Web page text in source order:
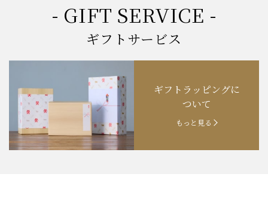
- GIFT SERVICE -
ギフトサービス
ギフトラッピングに
ついて
もっと見る